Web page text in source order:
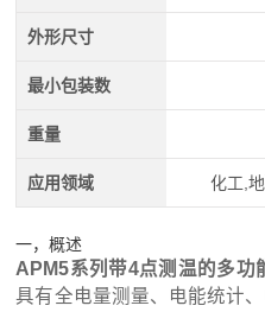
外形尺寸
最小包装数
重量
应用领域 化工,
一，概述
APM5系列带4点测温的多功
具有全电量测量、电能统计